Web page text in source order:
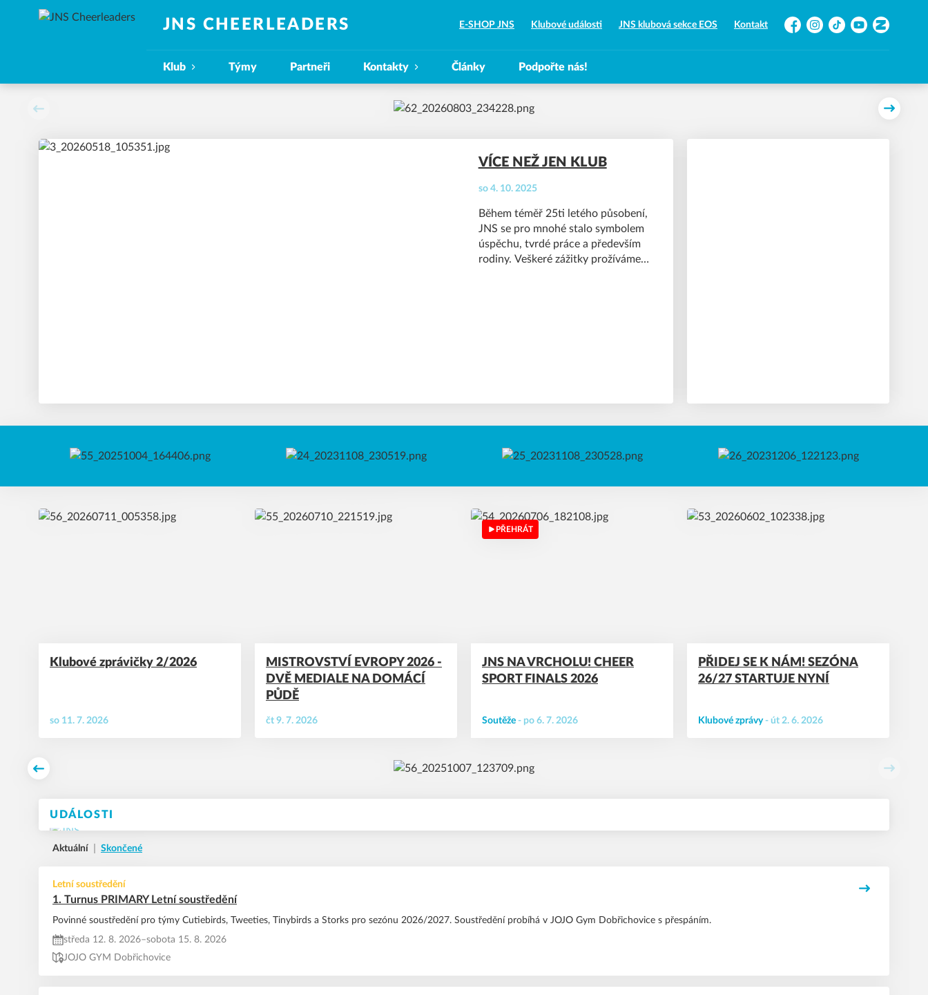
JNS CHEERLEADERS E-SHOP JNS Klubové události JNS klubová sekce EOS Kontakt
FacebookInstagram
TikTokYouTubeZonerama
Klub Týmy Partneři Kontakty Články Podpořte nás!
Další
so 4. 10. 2025
VÍCE NEŽ JEN KLUB
Během téměř 25ti letého působení,
JNS se pro mnohé stalo symbolem
úspěchu, tvrdé práce a především
rodiny. Veškeré zážitky prožíváme
so 11. 7. 2026
Klubové zprávičky 2/2026
čt 9. 7. 2026
MISTROVSTVÍ EVROPY 2026 -
DVĚ MEDIALE NA DOMÁCÍ
PŮDĚ
PŘEHRÁT
Soutěže - po 6. 7. 2026
JNS NA VRCHOLU! CHEER
SPORT FINALS 2026
Klubové zprávy- út 2. 6. 2026
PŘIDEJ SE K NÁM! SEZÓNA
26/27 STARTUJE NYNÍ
UDÁLOSTI
Aktuální Skončené
Letní soustředění
1. Turnus PRIMARY Letní soustředění
Povinné soustředění pro týmy Cutiebirds, Tweeties, Tinybirds a Storks pro sezónu 2026/2027. Soustředění probíhá v JOJO Gym Dobřichovice s přespáním.
středa 12. 8. 2026–sobota 15. 8. 2026
JOJO GYM Dobřichovice